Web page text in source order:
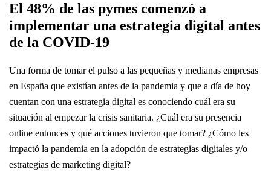
El 48% de las pymes comenzó a
implementar una estrategia digital antes
de la COVID-19
Una forma de tomar el pulso a las pequeñas y medianas empresas
en España que existían antes de la pandemia y que a día de hoy
cuentan con una estrategia digital es conociendo cuál era su
situación al empezar la crisis sanitaria. ¿Cuál era su presencia
online entonces y qué acciones tuvieron que tomar? ¿Cómo les
impactó la pandemia en la adopción de estrategias digitales y/o
estrategias de marketing digital?